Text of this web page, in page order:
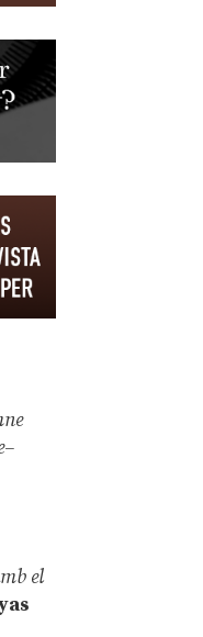
el